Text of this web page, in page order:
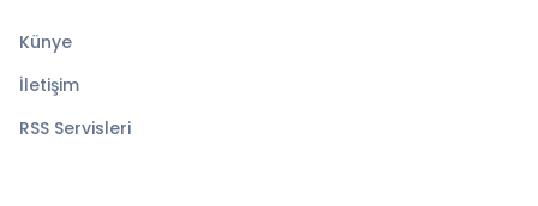
Künye
İletişim
RSS Servisleri